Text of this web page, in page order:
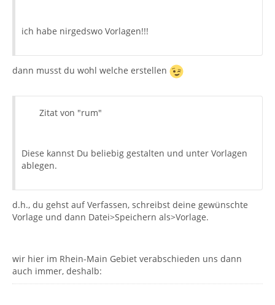
ich habe nirgedswo Vorlagen!!!
dann musst du wohl welche erstellen
Zitat von "rum"
Diese kannst Du beliebig gestalten und unter Vorlagen
ablegen.
d.h., du gehst auf Verfassen, schreibst deine gewünschte
Vorlage und dann Datei>Speichern als>Vorlage.
wir hier im Rhein-Main Gebiet verabschieden uns dann
auch immer, deshalb: